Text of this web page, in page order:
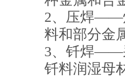
2、压焊——
料和部分金
3、钎焊——
钎料润湿母